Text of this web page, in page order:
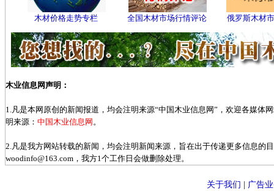
木材价格走势专栏 全国木材市场行情评论 俄罗斯木材
木业信息网声明：
1.凡是本网原创的新闻报道，均会注明来源“中国木业信息网”，欢迎各媒体
明来源： 中国木业信息网 。
2.凡是我方网站转载的新闻，均会注明新闻来源，旨在出于传递更多信息的
woodinfo@163.com，我方1个工作日会做删除处理。
关于我们 广告